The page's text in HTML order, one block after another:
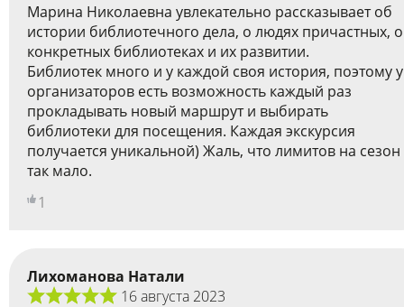
Марина Николаевна увлекательно рассказывает об
истории библиотечного дела, о людях причастных, о
конкретных библиотеках и их развитии.
Библиотек много и у каждой своя история, поэтому у
организаторов есть возможность каждый раз
прокладывать новый маршрут и выбирать
библиотеки для посещения. Каждая экскурсия
получается уникальной) Жаль, что лимитов на сезон
так мало.
1
Лихоманова Натали
16 августа 2023